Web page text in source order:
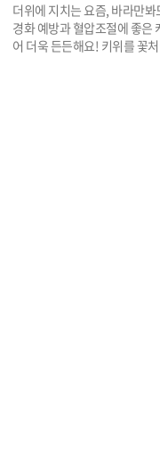
더위에 지치는 요즘, 바라만
경화 예방과 혈압조절에 좋은
어 더욱 든든해요! 키위를 꽃